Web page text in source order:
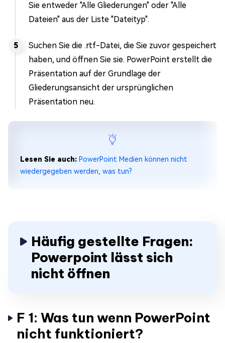
Sie entweder "Alle Gliederungen" oder "Alle
Dateien" aus der Liste "Dateityp".
Suchen Sie die .rtf-Datei, die Sie zuvor gespeichert
haben, und öffnen Sie sie. PowerPoint erstellt die
Präsentation auf der Grundlage der
Gliederungsansicht der ursprünglichen
Präsentation neu.
Lesen Sie auch: PowerPoint Medien können nicht
wiedergegeben werden, was tun?
Häufig gestellte Fragen:
Powerpoint lässt sich
nicht öffnen
F 1: Was tun wenn PowerPoint
nicht funktioniert?